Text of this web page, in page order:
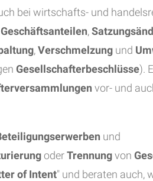
bei wirtschafts- und
Geschäftsanteilen,
,Verschmelzung und
Gesellschafterbeschlüsse).
vor- und
und
oderTrennungvon
of Intent" und beraten auch,